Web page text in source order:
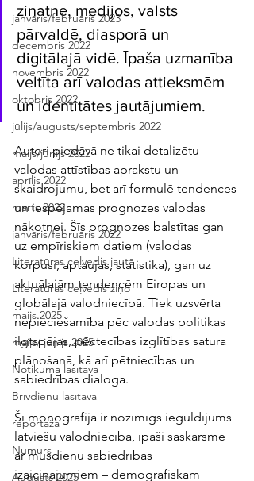
janvāris/februāris 2023
decembris 2022
novembris 2022
oktobris 2022
jūlijs/augusts/septembris 2022
maijs/jūnijs 2022
aprīlis 2022
marts 2022
janvāris/februāris 2022
Literatūras ceļvedis jautā
Literatūras ceļvedis ziņo
maijs 2025
maijs/ jūnijs 2025
Notikuma lasītava
Brīvdienu lasītava
reportāža
Numurs
Augusts 2025
zinātnē, medijos, valsts
pārvaldē, diasporā un
digitālajā vidē. Īpaša uzmanība
veltīta arī valodas attieksmēm
un identitātes jautājumiem.
Autori piedāvā ne tikai detalizētu
valodas attīstības aprakstu un
skaidrojumu, bet arī formulē tendences
un iespējamas prognozes valodas
nākotnei. Šīs prognozes balstītas gan
uz empīriskiem datiem (valodas
korpusi, aptaujas, statistika), gan uz
aktuālajām tendencēm Eiropas un
globālajā valodniecībā. Tiek uzsvērta
nepieciešamība pēc valodas politikas
ilgtspējas, pēctecības izglītības satura
plānošanā, kā arī pētniecības un
sabiedrības dialoga.
Šī monogrāfija ir nozīmīgs ieguldījums
latviešu valodniecībā, īpaši saskarsmē
ar mūsdienu sabiedrības
izaicinājumiem – demogrāfiskām